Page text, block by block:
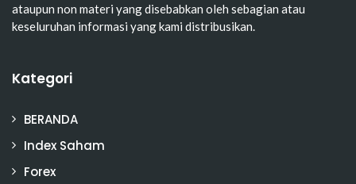
ataupun non materi yang disebabkan oleh sebagian atau
keseluruhan informasi yang kami distribusikan.
Kategori
BERANDA
Index Saham
Forex